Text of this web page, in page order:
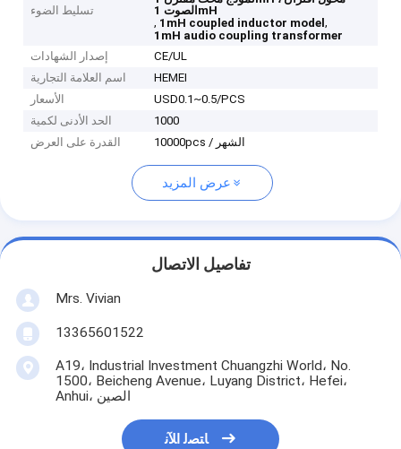
تسليط الضوء
الصوت 1mH
, 1mH coupled inductor model,
1mH audio coupling transformer
إصدار الشهادات
CE/UL
اسم العلامة التجارية
HEMEI
الأسعار
USD0.1~0.5/PCS
الحد الأدنى لكمية
1000
القدرة على العرض
10000pcs / الشهر
عرض المزيد
تفاصيل الاتصال
Mrs. Vivian
13365601522
A19، Industrial Investment Chuangzhi World، No.
1500، Beicheng Avenue، Luyang District، Hefei،
Anhui، الصين
ﺎﺘﺼﻟ ﺍﻶﻧ